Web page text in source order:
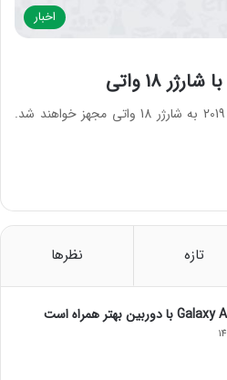
اخبار
از این به بعد گوشی های آیفون 2019 به شارژر 18 واتی مجهز خواهند شد.
تازه نظرها